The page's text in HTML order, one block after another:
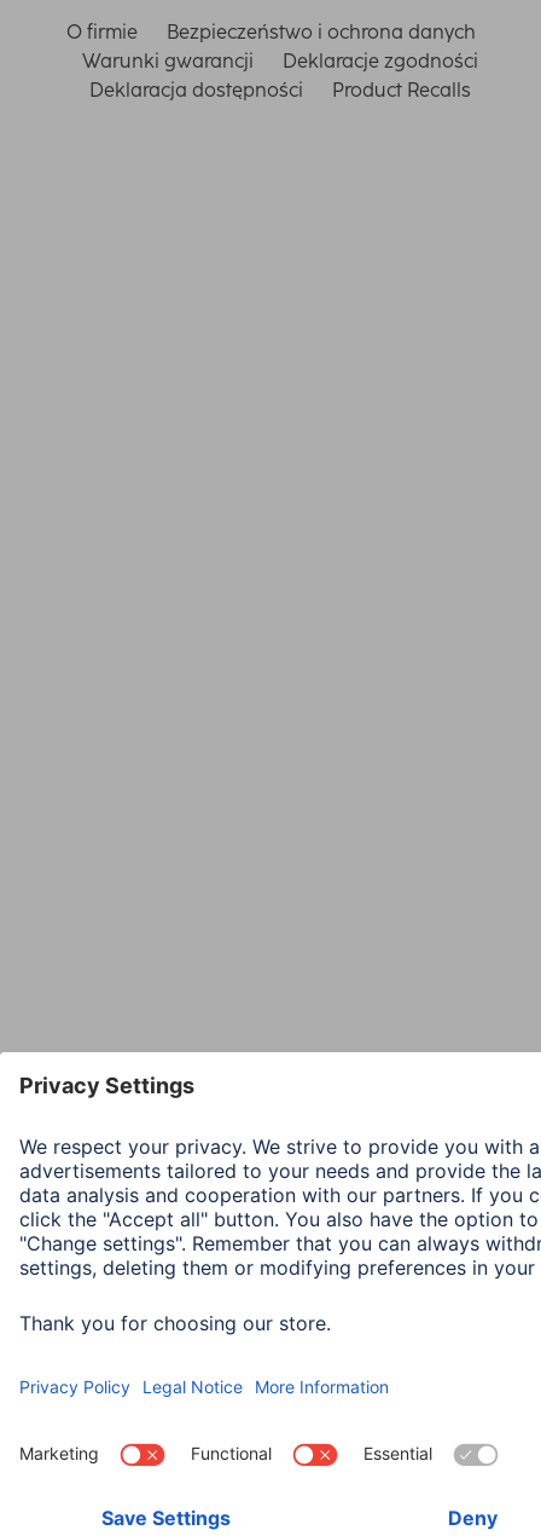
O firmie
Bezpieczeństwo i ochrona danych
Warunki gwarancji
Deklaracje zgodności
Deklaracja dostępności
Product Recalls